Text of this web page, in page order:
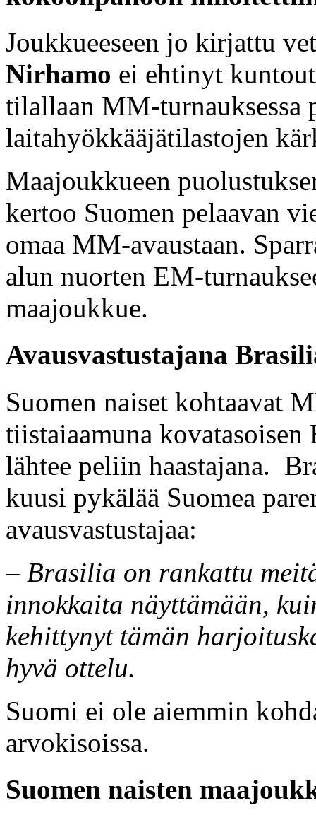
Joukkueeseen jo kirjattu
Nirhamo ei ehtinyt
tilallaan MM-turnauksessa
laitahyökkääjätilastojen
Maajoukkueen
kertoo Suomen pelaavan
omaa MM-avaustaan.
alun nuorten EM-
maajoukkue.
Avausvastustajana
Suomen naiset kohtaavat
tiistaiaamuna
lähtee peliin haastajana.
kuusi pykälää Suomea
avausvastustajaa:
– Brasilia on rankattu
innokkaita näyttämään,
kehittynyt tämän
hyvä ottelu.
Suomi ei ole aiemmin
arvokisoissa.
Suomen naisten